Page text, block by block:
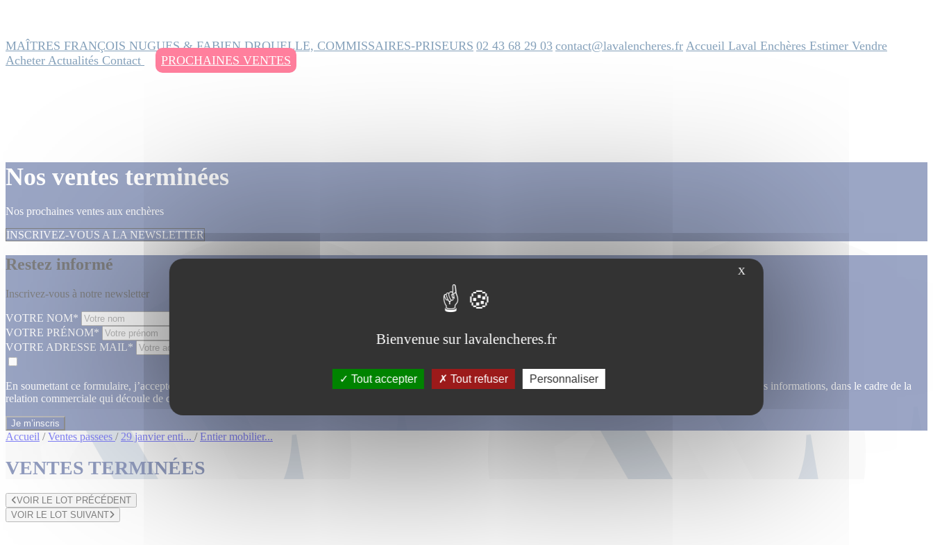
MAÎTRES FRANÇOIS NUGUES & FABIEN DROUELLE, COMMISSAIRES-PRISEURS 02 43 68 29 03 contact@lavalencheres.fr Accueil Laval Enchères Estimer Vendre
Acheter Actualités Contact PROCHAINES VENTES
Nos ventes terminées
Nos prochaines ventes aux enchères
INSCRIVEZ-VOUS A LA NEWSLETTER
Restez informé
Inscrivez-vous à notre newsletter
VOTRE NOM*
VOTRE PRÉNOM*
VOTRE ADRESSE MAIL*
En soumettant ce formulaire, j’accepte que les informations saisies dans ce formulaire soient utilisées, exploitées, traitées pour permettre de me recontacter, pour m’envoyer des informations, dans le cadre de la
relation commerciale qui découle de cette demande.
Accueil / Ventes passees / 29 janvier enti... / Entier mobilier...
VENTES TERMINÉES
VOIR LE LOT PRÉCÉDENT
VOIR LE LOT SUIVANT
X
Bienvenue sur lavalencheres.fr
Tout accepter Tout refuser Personnaliser